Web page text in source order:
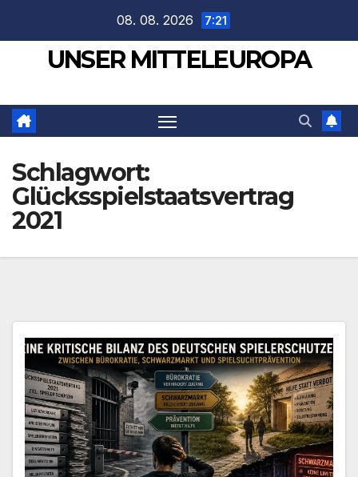
springen
08. 08. 2026 7:21
UNSER MITTELEUROPA
Schlagwort:
Glücksspielstaatsvertrag
2021